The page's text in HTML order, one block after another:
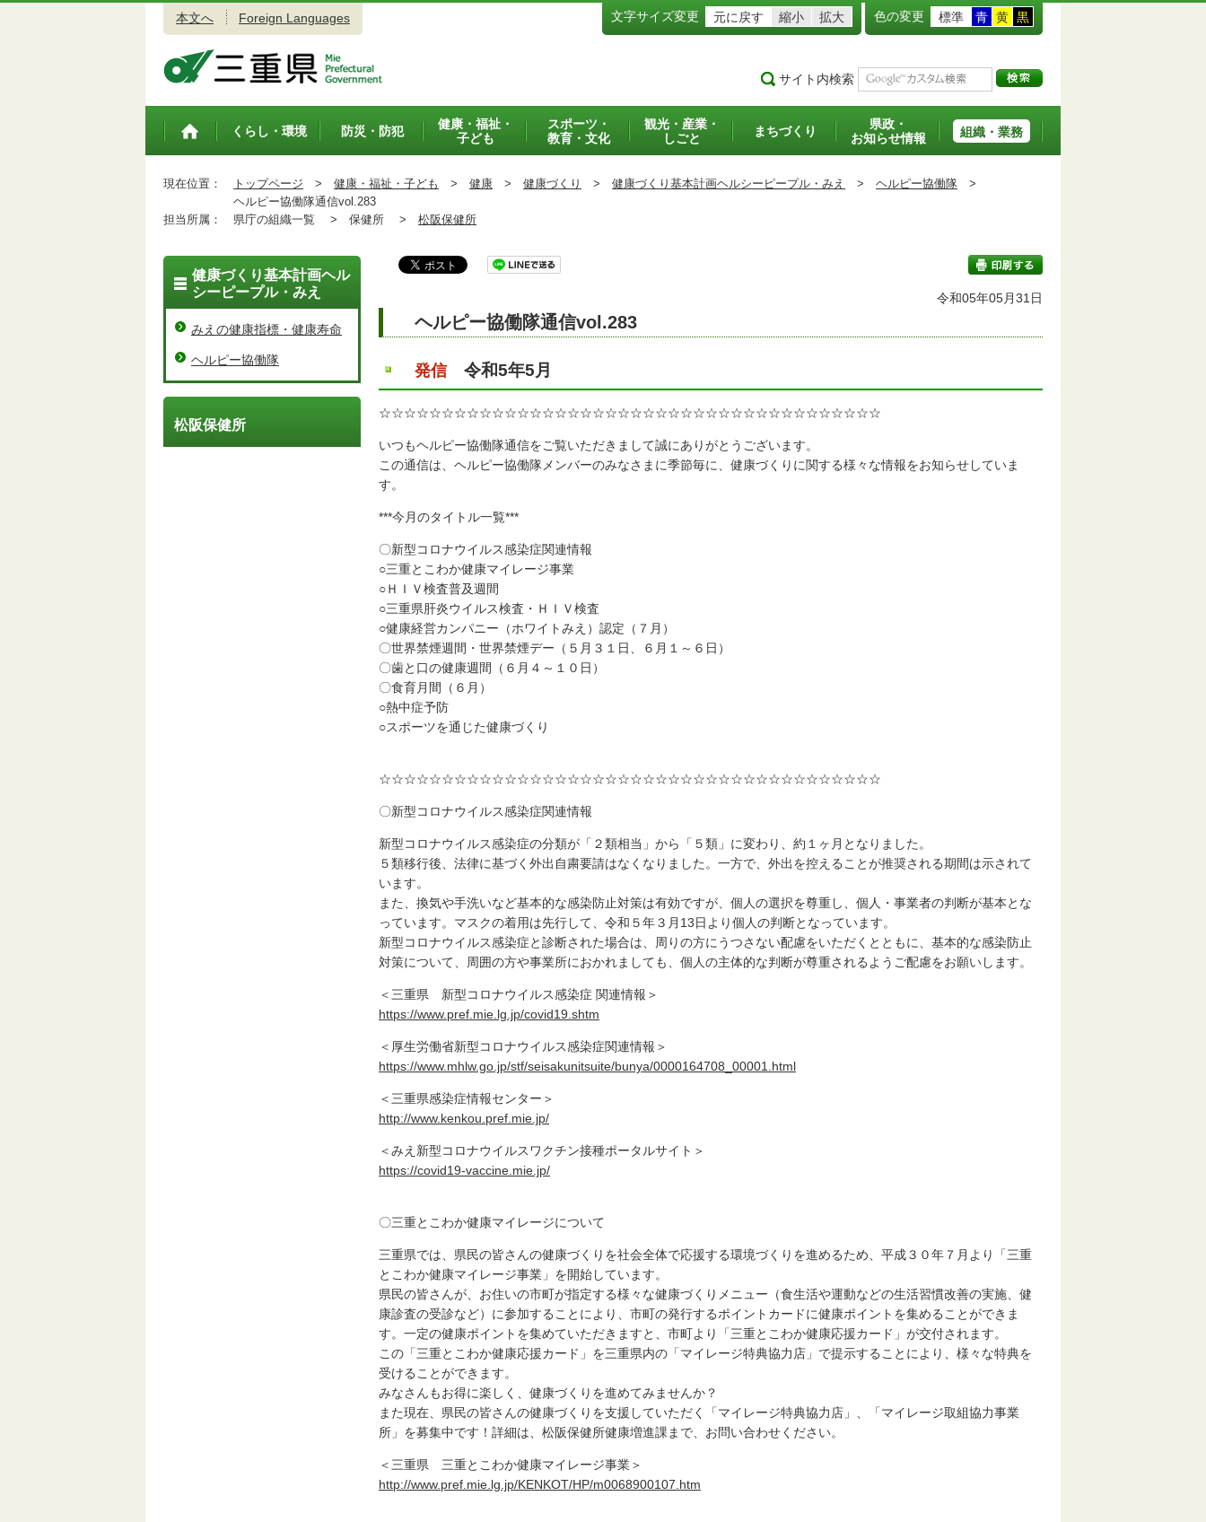
本文へ Foreign Languages 文字サイズ変更 元に戻す 縮小 拡大 色の変更 標準 青 黄 黒
サイト内検索
トップペ
くらし・環境 防災・防犯
健康・福祉・
子ども
スポーツ・
教育・文化
観光・産業・
しごと
まちづくり
県政・
お知らせ情報
組織・業務
現在位置： トップページ > 健康・福祉・子ども > 健康 > 健康づくり > 健康づくり基本計画ヘルシーピープル・みえ > ヘルピー協働隊 >
ヘルピー協働隊通信vol.283
担当所属：
県庁の組織一覧 > 保健所 > 松阪保健所
印刷する
令和05年05月31日
ヘルピー協働隊通信vol.283
発信令和5年5月
☆☆☆☆☆☆☆☆☆☆☆☆☆☆☆☆☆☆☆☆☆☆☆☆☆☆☆☆☆☆☆☆☆☆☆☆☆☆☆☆
いつもヘルピー協働隊通信をご覧いただきまして誠にありがとうございます。
この通信は、ヘルピー協働隊メンバーのみなさまに季節毎に、健康づくりに関する様々な情報をお知らせしていま
す。
***今月のタイトル一覧***
〇新型コロナウイルス感染症関連情報
○三重とこわか健康マイレージ事業
○ＨＩＶ検査普及週間
○三重県肝炎ウイルス検査・ＨＩＶ検査
○健康経営カンパニー（ホワイトみえ）認定（７月）
〇世界禁煙週間・世界禁煙デー（５月３１日、６月１～６日）
〇歯と口の健康週間（６月４～１０日）
〇食育月間（６月）
○熱中症予防
○スポーツを通じた健康づくり
☆☆☆☆☆☆☆☆☆☆☆☆☆☆☆☆☆☆☆☆☆☆☆☆☆☆☆☆☆☆☆☆☆☆☆☆☆☆☆☆
〇新型コロナウイルス感染症関連情報
新型コロナウイルス感染症の分類が「２類相当」から「５類」に変わり、約１ヶ月となりました。
５類移行後、法律に基づく外出自粛要請はなくなりました。一方で、外出を控えることが推奨される期間は示されて
います。
また、換気や手洗いなど基本的な感染防止対策は有効ですが、個人の選択を尊重し、個人・事業者の判断が基本とな
っています。マスクの着用は先行して、令和５年３月13日より個人の判断となっています。
新型コロナウイルス感染症と診断された場合は、周りの方にうつさない配慮をいただくとともに、基本的な感染防止
対策について、周囲の方や事業所におかれましても、個人の主体的な判断が尊重されるようご配慮をお願いします。
＜三重県 新型コロナウイルス感染症 関連情報＞
https://www.pref.mie.lg.jp/covid19.shtm
＜厚生労働省新型コロナウイルス感染症関連情報＞
https://www.mhlw.go.jp/stf/seisakunitsuite/bunya/0000164708_00001.html
＜三重県感染症情報センター＞
http://www.kenkou.pref.mie.jp/
＜みえ新型コロナウイルスワクチン接種ポータルサイト＞
https://covid19-vaccine.mie.jp/
〇三重とこわか健康マイレージについて
三重県では、県民の皆さんの健康づくりを社会全体で応援する環境づくりを進めるため、平成３０年７月より「三重
とこわか健康マイレージ事業」を開始しています。
県民の皆さんが、お住いの市町が指定する様々な健康づくりメニュー（食生活や運動などの生活習慣改善の実施、健
康診査の受診など）に参加することにより、市町の発行するポイントカードに健康ポイントを集めることができま
す。一定の健康ポイントを集めていただきますと、市町より「三重とこわか健康応援カード」が交付されます。
この「三重とこわか健康応援カード」を三重県内の「マイレージ特典協力店」で提示することにより、様々な特典を
受けることができます。
みなさんもお得に楽しく、健康づくりを進めてみませんか？
また現在、県民の皆さんの健康づくりを支援していただく「マイレージ特典協力店」、「マイレージ取組協力事業
所」を募集中です！詳細は、松阪保健所健康増進課まで、お問い合わせください。
＜三重県 三重とこわか健康マイレージ事業＞
http://www.pref.mie.lg.jp/KENKOT/HP/m0068900107.htm
健康づくり基本計画ヘル
シーピープル・みえ
みえの健康指標・健康寿命
ヘルピー協働隊
松阪保健所